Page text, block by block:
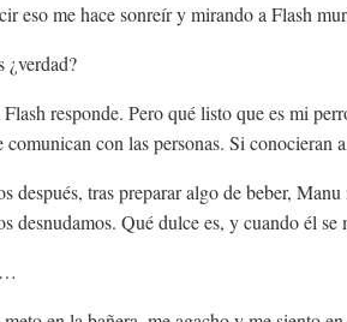
eso me hace sonreír y mirando a Flash
¿verdad?
responde. Pero qué listo que es mi
comunican con las personas. Si conocieran
después, tras preparar algo de beber,
desnudamos. Qué dulce es, y cuando él se